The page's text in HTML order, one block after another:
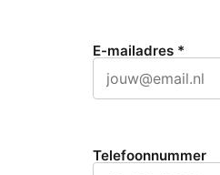
E-mailadres *
Telefoonnummer